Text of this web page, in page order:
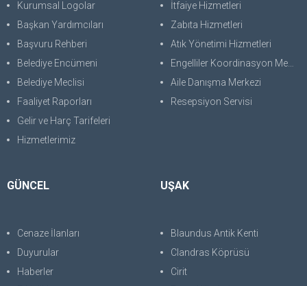
Kurumsal Logolar
Başkan Yardımcıları
Başvuru Rehberi
Belediye Encümeni
Belediye Meclisi
Faaliyet Raporları
Gelir ve Harç Tarifeleri
Hizmetlerimiz
İtfaiye Hizmetleri
Zabıta Hizmetleri
Atık Yönetimi Hizmetleri
Engelliler Koordinasyon Merkezi
Aile Danışma Merkezi
Resepsiyon Servisi
GÜNCEL
Cenaze İlanları
Duyurular
Haberler
UŞAK
Blaundus Antik Kenti
Clandras Köprüsü
Cirit